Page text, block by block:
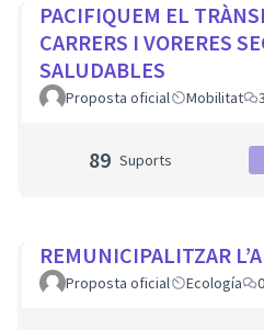
PACIFIQUEM EL
CARRERS I VORERES
SALUDABLES
Proposta oficial Mobilitat 3
89 Suports
REMUNICIPALITZAR
Proposta oficial Ecología 0